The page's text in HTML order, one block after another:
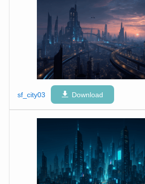
sf_city03 Download